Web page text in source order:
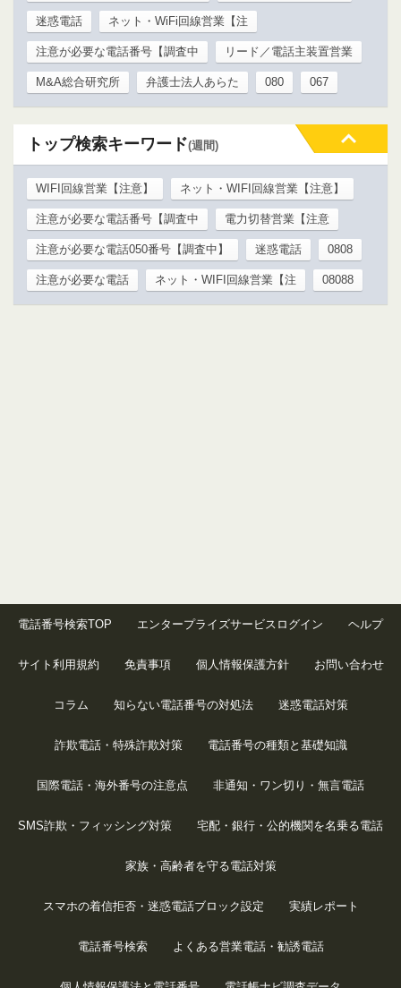
迷惑電話 ネット・WiFi回線営業【注
注意が必要な電話番号【調査中 リード／電話主装置営業
M&A総合研究所 弁護士法人あらた 080 067
トップ検索キーワード(週間)
WIFI回線営業【注意】 ネット・WIFI回線営業【注意】
注意が必要な電話番号【調査中 電力切替営業【注意
注意が必要な電話050番号【調査中】 迷惑電話 0808
注意が必要な電話 ネット・WIFI回線営業【注 08088
電話番号検索TOP エンタープライズサービスログイン ヘルプ
サイト利用規約 免責事項 個人情報保護方針 お問い合わせ
コラム 知らない電話番号の対処法 迷惑電話対策
詐欺電話・特殊詐欺対策 電話番号の種類と基礎知識
国際電話・海外番号の注意点 非通知・ワン切り・無言電話
SMS詐欺・フィッシング対策 宅配・銀行・公的機関を名乗る電話
家族・高齢者を守る電話対策
スマホの着信拒否・迷惑電話ブロック設定 実績レポート
電話番号検索 よくある営業電話・勧誘電話